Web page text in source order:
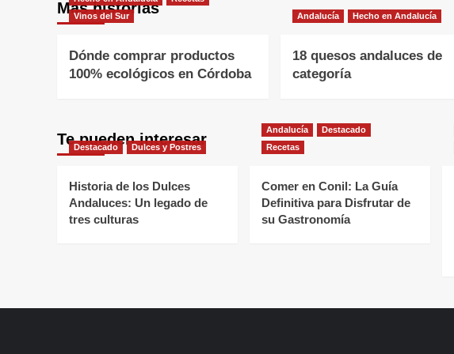
Más historias
Vinos del Sur
Dónde comprar productos
100% ecológicos en Córdoba
Andalucía Hecho en Andalucía
18 quesos andaluces de
categoría
Te pueden interesar
Destacado Dulces y Postres
Historia de los Dulces
Andaluces: Un legado de
tres culturas
Andalucía
Destacado
Recetas
Comer en Conil: La Guía
Definitiva para Disfrutar de
su Gastronomía